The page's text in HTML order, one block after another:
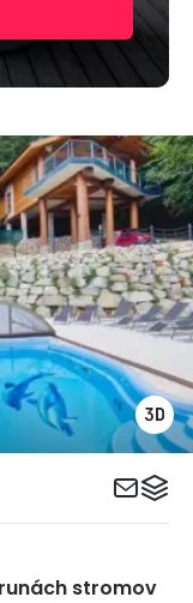
stromov